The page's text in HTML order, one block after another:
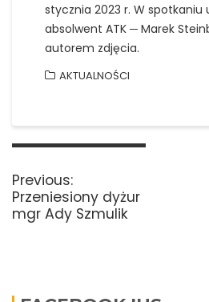
stycznia 2023 r. W spotkaniu
absolwent ATK ─ Marek
autorem zdjęcia.
AKTUALNOŚCI
Nawigacja
Previous:Previous
post:
Przeniesiony dyżur
mgr Ady Szmulik